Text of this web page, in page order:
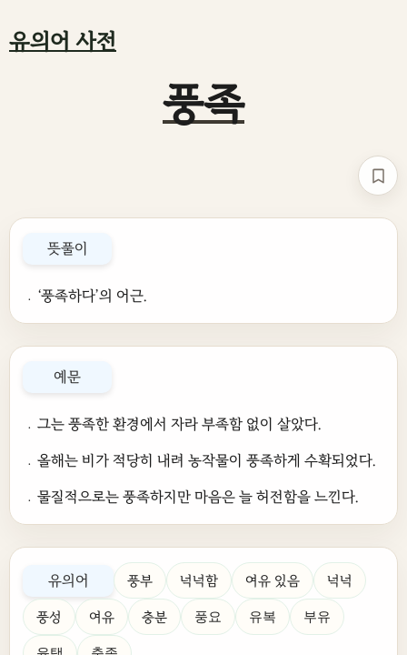
유의어 사전
풍족
책갈
뜻풀이
﹒‘풍족하다’의 어근.
예문
﹒그는 풍족한 환경에서 자라 부족함 없이 살았다.
﹒올해는 비가 적당히 내려 농작물이 풍족하게 수확되었다.
﹒물질적으로는 풍족하지만 마음은 늘 허전함을 느낀다.
유의어 풍부 넉넉함 여유 있음 넉넉
풍성 여유 충분 풍요 유복 부유